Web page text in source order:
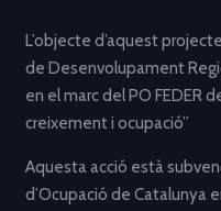
L’objecte d’aquest
de Desenvolupament
en el marc del PO FEDER
creixement i ocupació”
Aquesta acció està
d’Ocupació de Catalunya